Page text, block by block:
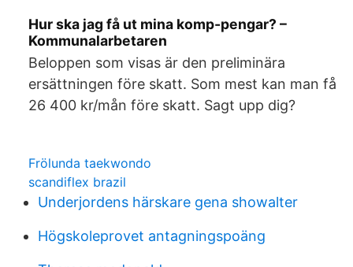
Hur ska jag få ut mina komp-pengar? –
Kommunalarbetaren
Beloppen som visas är den preliminära
ersättningen före skatt. Som mest kan man få
26 400 kr/mån före skatt. Sagt upp dig?
Frölunda taekwondo
scandiflex brazil
Underjordens härskare gena showalter
Högskoleprovet antagningspoäng